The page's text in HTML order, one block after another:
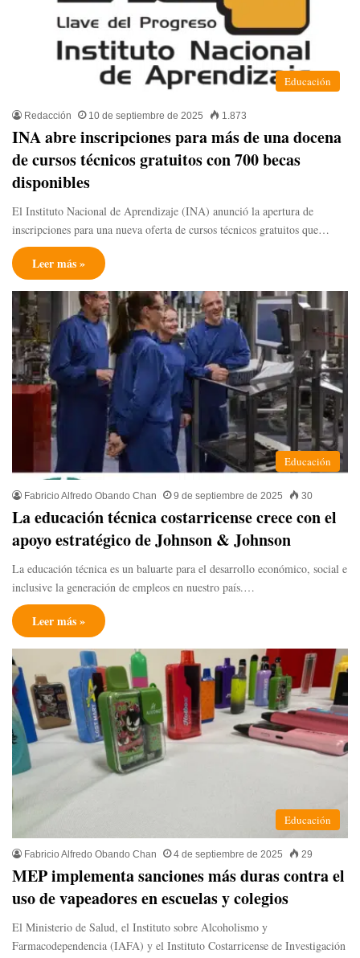
Educación
Redacción 10 de septiembre de 2025 1.873
INA abre inscripciones para más de una docena
de cursos técnicos gratuitos con 700 becas
disponibles
El Instituto Nacional de Aprendizaje (INA) anunció la apertura de
inscripciones para una nueva oferta de cursos técnicos gratuitos que…
Leer más »
Educación
Fabricio Alfredo Obando Chan 9 de septiembre de 2025 30
La educación técnica costarricense crece con el
apoyo estratégico de Johnson & Johnson
La educación técnica es un baluarte para el desarrollo económico, social e
inclusive la generación de empleos en nuestro país.…
Leer más »
Educación
Fabricio Alfredo Obando Chan 4 de septiembre de 2025 29
MEP implementa sanciones más duras contra el
uso de vapeadores en escuelas y colegios
El Ministerio de Salud, el Instituto sobre Alcoholismo y
Farmacodependencia (IAFA) y el Instituto Costarricense de Investigación